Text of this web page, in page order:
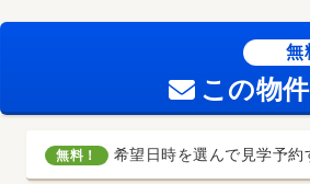
無
この物
無料！ 希望日時を選んで見学予約